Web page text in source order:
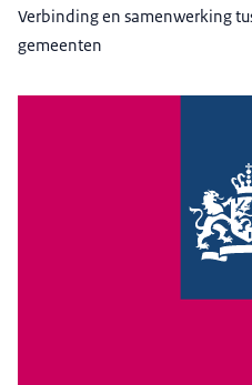
Verbinding en samenwerking
gemeenten